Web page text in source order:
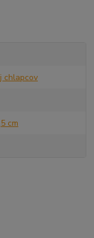
chlapcov
cm